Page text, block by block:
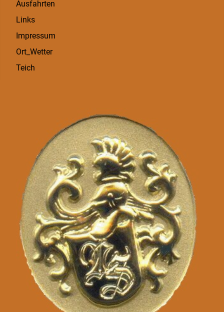
Ausfahrten
Links
Impressum
Ort_Wetter
Teich